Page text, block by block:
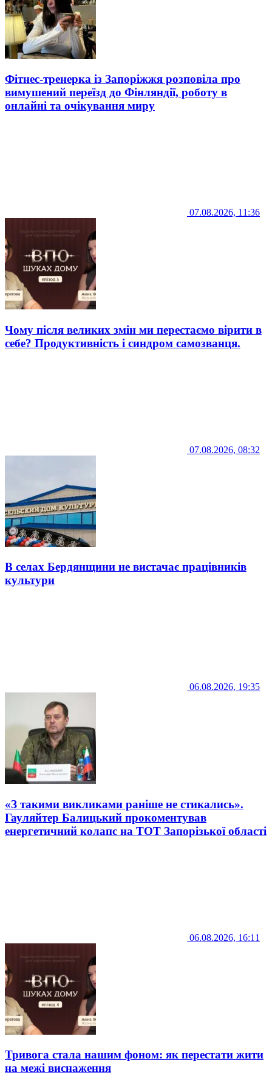
Фітнес-тренерка із Запоріжжя розповіла про
вимушений переїзд до Фінляндії, роботу в
онлайні та очікування миру
07.08.2026, 11:36
Чому після великих змін ми перестаємо вірити в
себе? Продуктивність і синдром самозванця.
07.08.2026, 08:32
В селах Бердянщини не вистачає працівників
культури
06.08.2026, 19:35
«З такими викликами раніше не стикались».
Гауляйтер Балицький прокоментував
енергетичний колапс на ТОТ Запорізької області
06.08.2026, 16:11
Тривога стала нашим фоном: як перестати жити
на межі виснаження